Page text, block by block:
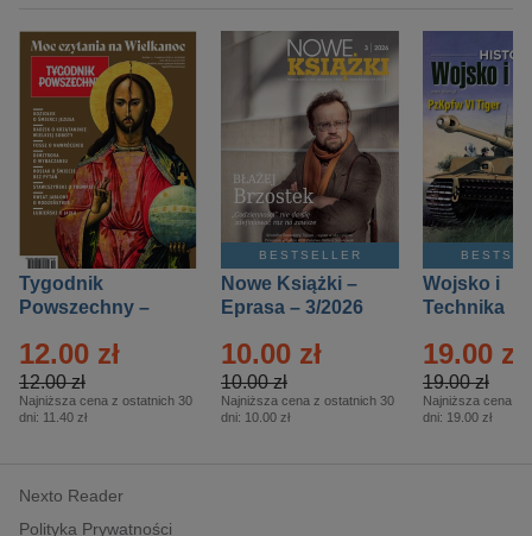
Tygodnik
Powszechny –
12.00 zł
12.00 zł
Najniższa cena z ostatnich 30
dni: 11.40 zł
BESTSELLER
Nowe Książki –
Eprasa – 3/2026
10.00 zł
10.00 zł
Najniższa cena z ostatnich 30
dni: 10.00 zł
Wojsko i
Technika
– 2/2026
19.00 zł
19.00 zł
Najniższa cena z
dni: 19.00 zł
Nexto Reader
Polityka Prywatności